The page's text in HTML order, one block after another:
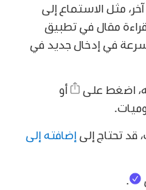
مثل الاستماع إلى
مقال في تطبيق
في إدخال جديد في
اضغط على
أو
قد تحتاج إلىإضافته إلى